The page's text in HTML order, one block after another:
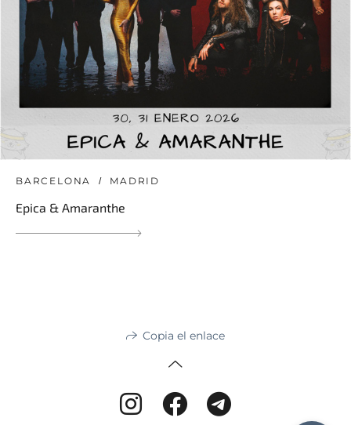
BARCELONA MADRID
Epica & Amaranthe
Copia el enlace